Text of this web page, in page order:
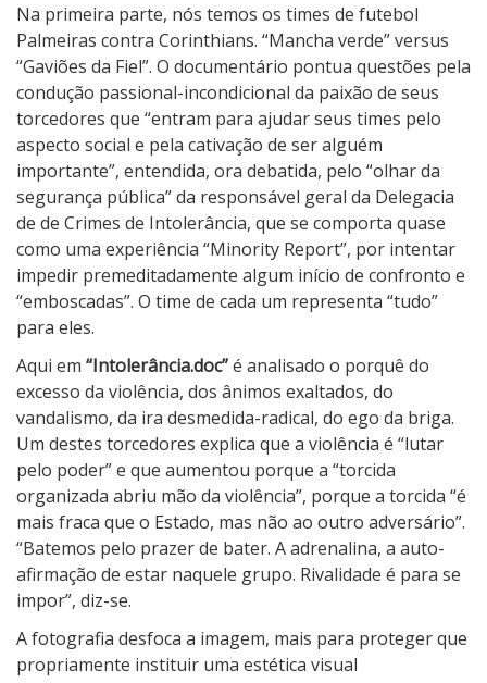
c
Na primeira parte, nós temos os times de futebol
Palmeiras contra Corinthians. “Mancha verde” versus
“Gaviões da Fiel”. O documentário pontua questões pela
condução passional-incondicional da paixão de seus
torcedores que “entram para ajudar seus times pelo
aspecto social e pela cativação de ser alguém
importante”, entendida, ora debatida, pelo “olhar da
segurança pública” da responsável geral da Delegacia
de de Crimes de Intolerância, que se comporta quase
como uma experiência “Minority Report”, por intentar
impedir premeditadamente algum início de confronto e
“emboscadas”. O time de cada um representa “tudo”
para eles.
Aqui em “Intolerância.doc”é analisado o porquê do
excesso da violência, dos ânimos exaltados, do
vandalismo, da ira desmedida-radical, do ego da briga.
Um destes torcedores explica que a violência é “lutar
pelo poder” e que aumentou porque a “torcida
organizada abriu mão da violência”, porque a torcida “é
mais fraca que o Estado, mas não ao outro adversário”.
“Batemos pelo prazer de bater. A adrenalina, a auto-
afirmação de estar naquele grupo. Rivalidade é para se
impor”, diz-se.
A fotografia desfoca a imagem, mais para proteger que
propriamente instituir uma estética visual